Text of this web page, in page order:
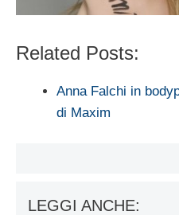
Related Posts:
Anna Falchi in
di Maxim
LEGGI ANCHE: